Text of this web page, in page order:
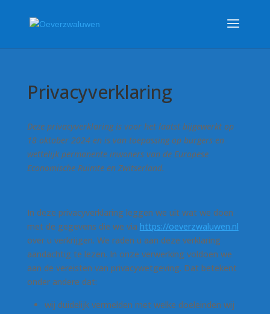
Privacyverklaring
Deze privacyverklaring is voor het laatst bijgewerkt op
18 oktober 2024 en is van toepassing op burgers en
wettelijk permanente inwoners van de Europese
Economische Ruimte en Zwitserland.
In deze privacyverklaring leggen we uit wat we doen
met de gegevens die we via https://oeverzwaluwen.nl
over u verkrijgen. We raden u aan deze verklaring
aandachtig te lezen. In onze verwerking voldoen we
aan de vereisten van privacywetgeving. Dat betekent
onder andere dat:
wij duidelijk vermelden met welke doeleinden wij